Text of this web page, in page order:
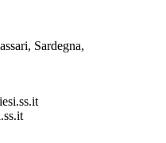
Sardegna,